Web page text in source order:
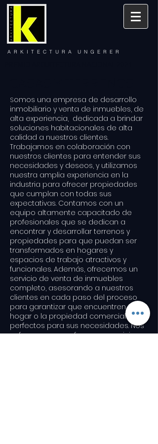
A R K I T E C T U R A U N G E R E R
Somos una empresa de desarrollo
inmobiliario y venta de inmuebles, de
alta experiencia, dedicada a brindar
soluciones habitacionales de alta
calidad a nuestros clientes.
Trabajamos en colaboración con
nuestros clientes para entender sus
necesidades y deseos, y utilizamos
nuestra amplia experiencia en la
industria para ofrecer propiedades
que cumplan con todas sus
expectativas. Contamos con un
equipo altamente capacitado de
profesionales que se dedican a
encontrar y desarrollar terrenos y
propiedades para que puedan ser
transformados en hogares y
espacios de trabajo atractivos y
funcionales. Además, ofrecemos un
servicio de venta de inmuebles
completo, asesorando a nuestros
clientes en cada paso del proceso
para garantizar que encuentren el
hogar o la propiedad comercial
perfectos para sus necesidades. Nos
esforzamos por ofrecer un servicio